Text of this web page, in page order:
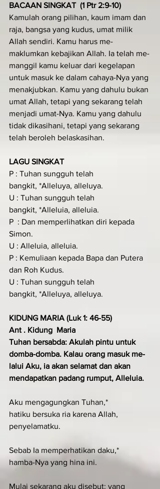
BACAAN SINGKAT  (1 Ptr 2:9-10)
Kamulah orang pilihan, kaum imam dan
raja, bangsa yang kudus, umat milik
Allah sendiri. Kamu harus me­
maklumkan ke­bajikan Allah. Ia telah me­
manggil kamu keluar dari kegelap­an
untuk masuk ke dalam cahaya-Nya yang
menakjubkan. Kamu yang dahulu bukan
umat Allah, tetapi yang se­karang telah
menjadi umat­-Nya. Kamu yang dahulu
tidak dikasihani, tetapi yang sekarang
telah beroleh belaskasihan.
LAGU SINGKAT
P : Tuhan sungguh telah
bangkit, *Alleluya, alleluya.
U : Tuhan sungguh telah
bangkit, *Alleluia, alleluia.
P  : Dan memperlihatkan diri kepada
Simon.
U : Alleluia, alleluia.
P : Kemuliaan kepada Bapa dan Putera
dan Roh Kudus.
U : Tuhan sungguh telah
bangkit, *Alleluya, alleluya.
KIDUNG MARIA (Luk 1: 46-55)
Ant . Kidung  Maria
Tuhan bersabda: Akulah pintu untuk
domba-domba. Kalau orang masuk me­
lalui Aku, ia akan selamat dan akan
mendapatkan padang rumput, Alleluia.
Aku mengagungkan Tuhan,*
hatiku bersuka ria karena Allah,
penyelamatku.
Sebab Ia memperhatikan daku,*
hamba-Nya yang hina ini.
Mulai sekarang aku disebut: yang